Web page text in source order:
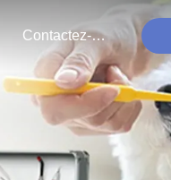
Contactez-Nous